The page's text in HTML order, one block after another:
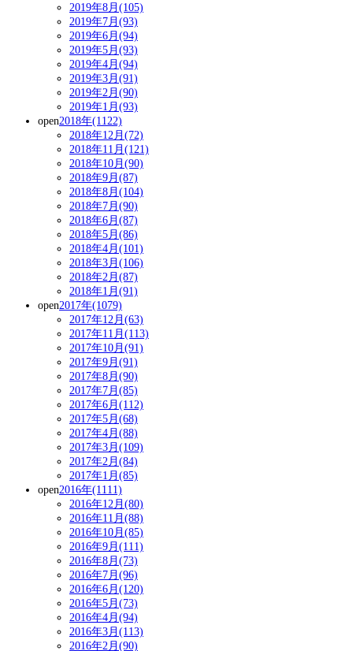
2019年8月(105)
2019年7月(93)
2019年6月(94)
2019年5月(93)
2019年4月(94)
2019年3月(91)
2019年2月(90)
2019年1月(93)
open2018年(1122)
2018年12月(72)
2018年11月(121)
2018年10月(90)
2018年9月(87)
2018年8月(104)
2018年7月(90)
2018年6月(87)
2018年5月(86)
2018年4月(101)
2018年3月(106)
2018年2月(87)
2018年1月(91)
open2017年(1079)
2017年12月(63)
2017年11月(113)
2017年10月(91)
2017年9月(91)
2017年8月(90)
2017年7月(85)
2017年6月(112)
2017年5月(68)
2017年4月(88)
2017年3月(109)
2017年2月(84)
2017年1月(85)
open2016年(1111)
2016年12月(80)
2016年11月(88)
2016年10月(85)
2016年9月(111)
2016年8月(73)
2016年7月(96)
2016年6月(120)
2016年5月(73)
2016年4月(94)
2016年3月(113)
2016年2月(90)